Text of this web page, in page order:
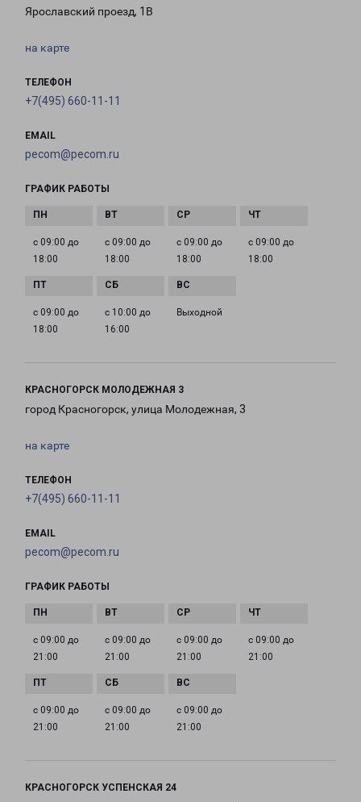
Ярославский проезд, 1В
на карте
ТЕЛЕФОН
+7(495) 660-11-11
EMAIL
pecom@pecom.ru
ГРАФИК РАБОТЫ
с 09:00 до
18:00
с 09:00 до
18:00
с 09:00 до
18:00
с 09:00 до
18:00
с 09:00 до
18:00
с 10:00 до
16:00
Выходной
КРАСНОГОРСК МОЛОДЕЖНАЯ 3
город Красногорск, улица Молодежная, 3
на карте
ТЕЛЕФОН
+7(495) 660-11-11
EMAIL
pecom@pecom.ru
ГРАФИК РАБОТЫ
с 09:00 до
21:00
с 09:00 до
21:00
с 09:00 до
21:00
с 09:00 до
21:00
с 09:00 до
21:00
с 09:00 до
21:00
с 09:00 до
21:00
КРАСНОГОРСК УСПЕНСКАЯ 24